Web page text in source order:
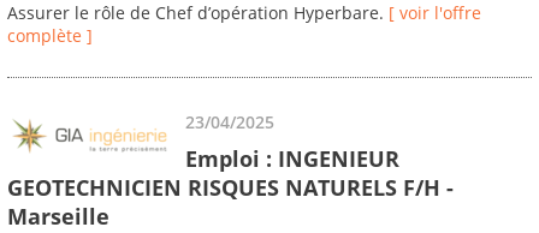
Assurer le rôle de Chef d’opération Hyperbare. [ voir l'offre
complète ]
23/04/2025
Emploi : INGENIEUR
GEOTECHNICIEN RISQUES NATURELS F/H -
Marseille